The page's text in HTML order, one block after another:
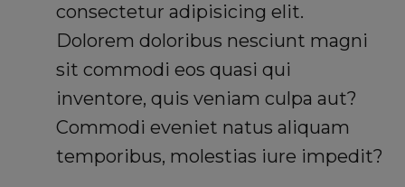
consectetur adipisicing elit.
Dolorem doloribus nesciunt magni
sit commodi eos quasi qui
inventore, quis veniam culpa aut?
Commodi eveniet natus aliquam
temporibus, molestias iure impedit?